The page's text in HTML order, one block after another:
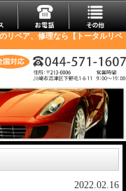
リペア、修理なら【トータルリペ
2022.02.16